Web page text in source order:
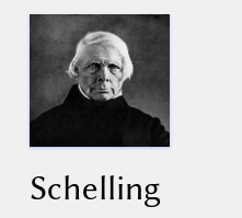
Schelling